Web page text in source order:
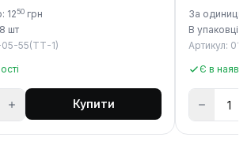
1250 грн
шт
05-55(ТТ-1)
Купити
За одиницю:
В упаковці:
Артикул:
Є в